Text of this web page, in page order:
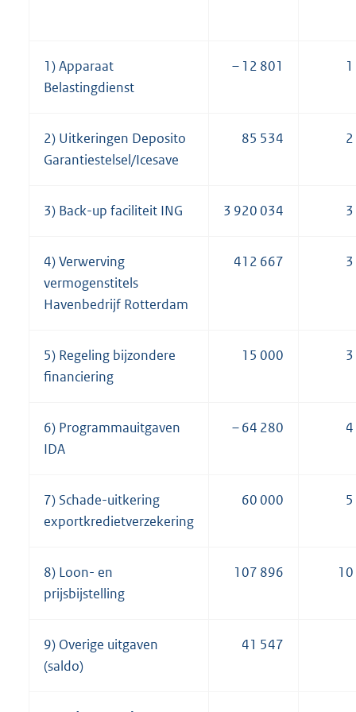
1) Apparaat
Belastingdienst
– 12 801 1
2) Uitkeringen Deposito
Garantiestelsel/Icesave
85 534 2
3) Back-up faciliteit ING 3 920 034 3
4) Verwerving
vermogenstitels
Havenbedrijf Rotterdam
412 667 3
5) Regeling bijzondere
financiering
15 000 3
6) Programmauitgaven
IDA
– 64 280 4
7) Schade-uitkering
exportkredietverzekering
60 000 5
8) Loon- en
prijsbijstelling
107 896 10
9) Overige uitgaven
(saldo)
41 547